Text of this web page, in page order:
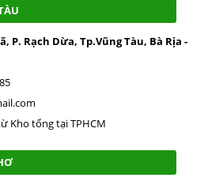
P. Rạch Dừa, Tp.Vũng Tàu, Bà Rịa -
Kho tổng tại TPHCM